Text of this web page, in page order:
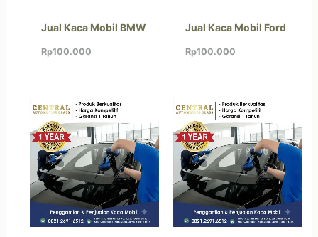
Jual Kaca Mobil BMW
Rp100.000
Jual Kaca Mobil Ford
Rp100.000